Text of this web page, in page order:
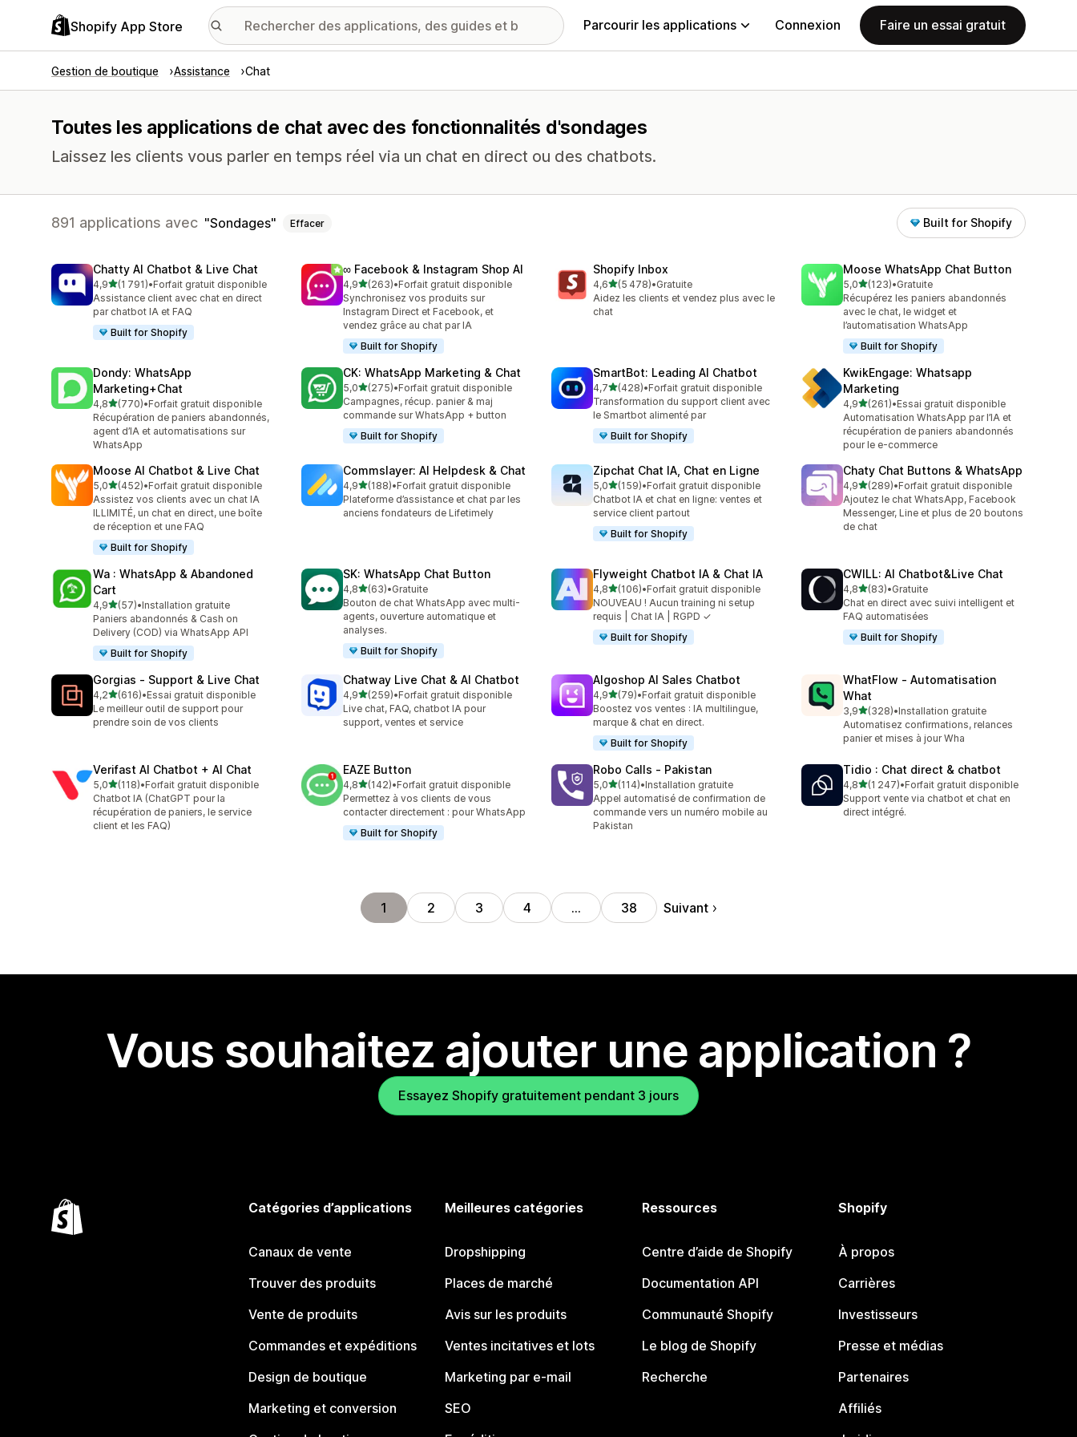
Shopify App Store Parcourir les applications Connexion Faire un essai gratuit
Gestion de boutique Assistance Chat
Toutes les applications de chat avec des fonctionnalités d'sondages
Laissez les clients vous parler en temps réel via un chat en direct ou des chatbots.
891 applications avec Sondages Effacer Built for Shopify
Chatty AI Chatbot & Live Chat
4,9étoile(s) sur 5
(1 791)
1791 avis au total
•Forfait gratuit disponible
Assistance client avec chat en direct
par chatbot IA et FAQ
Built for Shopify
∞ Facebook & Instagram Shop AI
4,9étoile(s) sur 5
(263)
263 avis au total
•Forfait gratuit disponible
Synchronisez vos produits sur
Instagram Direct et Facebook, et
vendez grâce au chat par IA
Built for Shopify
Shopify Inbox
4,6étoile(s) sur 5
(5 478)
5478 avis au total
•Gratuite
Aidez les clients et vendez plus avec le
chat
Moose WhatsApp Chat Button
5,0étoile(s) sur 5
(123)
123 avis au total
•Gratuite
Récupérez les paniers abandonnés
avec le chat, le widget et
l’automatisation WhatsApp
Built for Shopify
Dondy: WhatsApp
Marketing+Chat
4,8étoile(s) sur 5
(770)
770 avis au total
•Forfait gratuit disponible
Récupération de paniers abandonnés,
agent d’IA et automatisations sur
WhatsApp
CK: WhatsApp Marketing & Chat
5,0étoile(s) sur 5
(275)
275 avis au total
•Forfait gratuit disponible
Campagnes, récup. panier & maj
commande sur WhatsApp + button
Built for Shopify
SmartBot: Leading AI Chatbot
4,7étoile(s) sur 5
(428)
428 avis au total
•Forfait gratuit disponible
Transformation du support client avec
le Smartbot alimenté par
Built for Shopify
KwikEngage: Whatsapp
Marketing
4,9étoile(s) sur 5
(261)
261 avis au total
•Essai gratuit disponible
Automatisation WhatsApp par l’IA et
récupération de paniers abandonnés
pour le e-commerce
Moose AI Chatbot & Live Chat
5,0étoile(s) sur 5
(452)
452 avis au total
•Forfait gratuit disponible
Assistez vos clients avec un chat IA
ILLIMITÉ, un chat en direct, une boîte
de réception et une FAQ
Built for Shopify
Commslayer: AI Helpdesk & Chat
4,9étoile(s) sur 5
(188)
188 avis au total
•Forfait gratuit disponible
Plateforme d’assistance et chat par les
anciens fondateurs de Lifetimely
Zipchat Chat IA, Chat en Ligne
5,0étoile(s) sur 5
(159)
159 avis au total
•Forfait gratuit disponible
Chatbot IA et chat en ligne: ventes et
service client partout
Built for Shopify
Chaty Chat Buttons & WhatsApp
4,9étoile(s) sur 5
(289)
289 avis au total
•Forfait gratuit disponible
Ajoutez le chat WhatsApp, Facebook
Messenger, Line et plus de 20 boutons
de chat
Wa : WhatsApp & Abandoned
Cart
4,9étoile(s) sur 5
(57)
57 avis au total
•Installation gratuite
Paniers abandonnés & Cash on
Delivery (COD) via WhatsApp API
Built for Shopify
SK: WhatsApp Chat Button
4,8étoile(s) sur 5
(63)
63 avis au total
•Gratuite
Bouton de chat WhatsApp avec multi-
agents, ouverture automatique et
analyses.
Built for Shopify
Flyweight Chatbot IA & Chat IA
4,8étoile(s) sur 5
(106)
106 avis au total
•Forfait gratuit disponible
NOUVEAU ! Aucun training ni setup
requis | Chat IA | RGPD ✓
Built for Shopify
CWILL: AI Chatbot&Live Chat
4,8étoile(s) sur 5
(83)
83 avis au total
•Gratuite
Chat en direct avec suivi intelligent et
FAQ automatisées
Built for Shopify
Gorgias ‑ Support & Live Chat
4,2étoile(s) sur 5
(616)
616 avis au total
•Essai gratuit disponible
Le meilleur outil de support pour
prendre soin de vos clients
Chatway Live Chat & AI Chatbot
4,9étoile(s) sur 5
(259)
259 avis au total
•Forfait gratuit disponible
Live chat, FAQ, chatbot IA pour
support, ventes et service
Algoshop AI Sales Chatbot
4,9étoile(s) sur 5
(79)
79 avis au total
•Forfait gratuit disponible
Boostez vos ventes : IA multilingue,
marque & chat en direct.
Built for Shopify
WhatFlow ‑ Automatisation
What
3,9étoile(s) sur 5
(328)
328 avis au total
•Installation gratuite
Automatisez confirmations, relances
panier et mises à jour Wha
Verifast AI Chatbot + AI Chat
5,0étoile(s) sur 5
(118)
118 avis au total
•Forfait gratuit disponible
Chatbot IA (ChatGPT pour la
récupération de paniers, le service
client et les FAQ)
EAZE Button
4,8étoile(s) sur 5
(142)
142 avis au total
•Forfait gratuit disponible
Permettez à vos clients de vous
contacter directement : pour WhatsApp
Built for Shopify
Robo Calls ‑ Pakistan
5,0étoile(s) sur 5
(114)
114 avis au total
•Installation gratuite
Appel automatisé de confirmation de
commande vers un numéro mobile au
Pakistan
Tidio : Chat direct & chatbot
4,8étoile(s) sur 5
(1 247)
1247 avis au total
•Forfait gratuit disponible
Support vente via chatbot et chat en
direct intégré.
1 2 3 4 … 38 Suivant
Vous souhaitez ajouter une application ?
Essayez Shopify gratuitement pendant 3 jours
Catégories d’applications
Canaux de vente
Trouver des produits
Vente de produits
Commandes et expéditions
Design de boutique
Marketing et conversion
Meilleures catégories
Dropshipping
Places de marché
Avis sur les produits
Ventes incitatives et lots
Marketing par e-mail
SEO
Ressources
Centre d’aide de Shopify
Documentation API
Communauté Shopify
Le blog de Shopify
Recherche
Shopify
À propos
Carrières
Investisseurs
Presse et médias
Partenaires
Affiliés